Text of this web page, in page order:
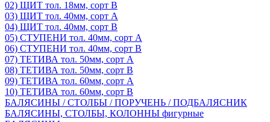
02) ЩИТ тол. 18мм, сорт В
03) ЩИТ тол. 40мм, сорт А
04) ЩИТ тол. 40мм, сорт В
05) СТУПЕНИ тол. 40мм, сорт А
06) СТУПЕНИ тол. 40мм, сорт В
07) ТЕТИВА тол. 50мм, сорт А
08) ТЕТИВА тол. 50мм, сорт В
09) ТЕТИВА тол. 60мм, сорт А
10) ТЕТИВА тол. 60мм, сорт В
БАЛЯСИНЫ / СТОЛБЫ / ПОРУЧЕНЬ / ПОДБАЛЯСНИК
БАЛЯСИНЫ, СТОЛБЫ, КОЛОННЫ фигурные